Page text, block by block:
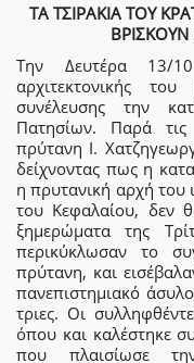
ΤΑ ΤΣΙΡΑΚΙΑ ΤΟΥ
Την Δευτέρα 13/
αρχιτεκτονικής
συνέλευσης την
Πατησίων. Παρά
πρύτανη Ι.
δείχνοντας πως η
η πρυτανική αρχή του
του Κεφαλαίου, δεν
ξημερώματα της
περικύκλωσαν το
πρύτανη, και
πανεπιστημιακό
τριες. Οι
όπου και καλέστηκε
που πλαισίωσε